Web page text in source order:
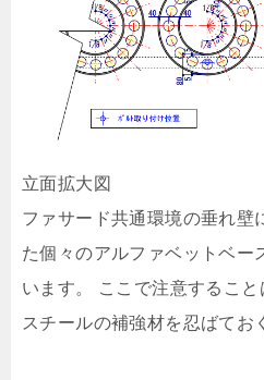
立面拡大図
ファサード共通環境の垂れ壁
た個々のアルファベットベー
います。 ここで注意するこ
スチールの補強材を忍ばてお